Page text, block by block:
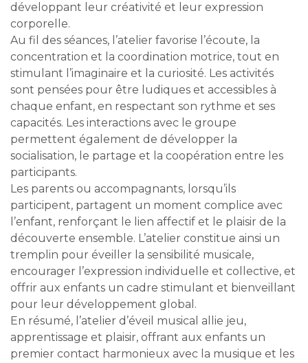
développant leur créativité et leur expression
corporelle.
Au fil des séances, l’atelier favorise l’écoute, la
concentration et la coordination motrice, tout en
stimulant l’imaginaire et la curiosité. Les activités
sont pensées pour être ludiques et accessibles à
chaque enfant, en respectant son rythme et ses
capacités. Les interactions avec le groupe
permettent également de développer la
socialisation, le partage et la coopération entre les
participants.
Les parents ou accompagnants, lorsqu’ils
participent, partagent un moment complice avec
l’enfant, renforçant le lien affectif et le plaisir de la
découverte ensemble. L’atelier constitue ainsi un
tremplin pour éveiller la sensibilité musicale,
encourager l’expression individuelle et collective, et
offrir aux enfants un cadre stimulant et bienveillant
pour leur développement global.
En résumé, l’atelier d’éveil musical allie jeu,
apprentissage et plaisir, offrant aux enfants un
premier contact harmonieux avec la musique et les